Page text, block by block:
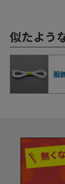
似たよう
服